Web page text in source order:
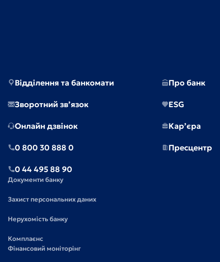
Відділення та банкомати
Зворотний зв’язок
Онлайн дзвінок
0 800 30 888 0
0 44 495 88 90
Про банк
ESG
Кар’єра
Пресцентр
Документи банку
Захист персональних даних
Нерухомість банку
Комплаєнс
Фінансовий моніторінг